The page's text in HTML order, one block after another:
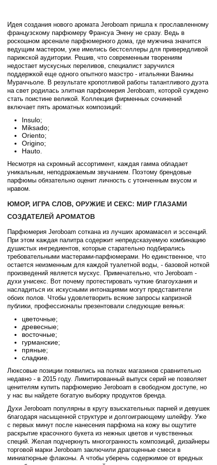
Идея создания нового аромата Jeroboam пришла к прославленному
французскому парфюмеру Франсуа Энену не сразу. Ведь в
роскошном арсенале парфюмерного дома, где мужчина значится
ведущим мастером, уже имелись бестселлеры для привередливой
парижской аудитории. Решив, что современным творениям
недостает мускусных переливов, специалист заручился
поддержкой еще одного опытного маэстро - итальянки Ванины
Мураччьоле. В результате кропотливой работы талантливого дуэта
на свет родилась элитная парфюмерия Jeroboam, которой суждено
стать поистине великой. Коллекция фирменных сочинений
включает пять ароматных композиций:
Insulo;
Miksado;
Oriento;
Origino;
Hauto.
Несмотря на скромный ассортимент, каждая гамма обладает
уникальным, неподражаемым звучанием. Поэтому брендовые
парфюмы обязательно оценит личность с утонченным вкусом и
нравом.
ЮМОР, ИГРА СЛОВ, ОРУЖИЕ И СЕКС: МИР ГЛАЗАМИ
СОЗДАТЕЛЕЙ АРОМАТОВ
Парфюмерия Jeroboam соткана из лучших аромамасел и эссенций.
При этом каждая палитра содержит непредсказуемую комбинацию
душистых ингредиентов, которые старательно подбирались
требовательными мастерами-парфюмерами. Но единственное, что
остается неизменным для каждой туалетной воды, - базовой ноткой
произведений является мускус. Примечательно, что Jeroboam -
духи унисекс. Вот почему протестировать чуткие благоухания и
насладиться их искусными интонациями могут представители
обоих полов. Чтобы удовлетворить всякие запросы капризной
публики, профессионалы презентовали следующие веянья:
цветочные;
древесные;
восточные;
гурманские;
пряные;
сладкие.
Люксовые позиции появились на полках магазинов сравнительно
недавно - в 2015 году. Лимитированный выпуск серий не позволяет
ценителям купить парфюмерию Jeroboam в свободном доступе, но
у нас вы найдете богатую выборку продуктов бренда.
Духи Jeroboam популярны в кругу взыскательных парней и девушек
благодаря насыщенной структуре и долгоиграющему шлейфу. Уже
с первых минут после нанесения парфюма на кожу вы ощутите
раскрытие красочного букета из нежных цветов и чувственных
специй. Желая подчеркнуть многогранность композиций, дизайнеры
торговой марки Jeroboam заключили драгоценные смеси в
миниатюрные флаконы. А чтобы уберечь содержимое от вредных
Angel Schlesser
Anima Mundi
Anna Sui
Annayake
Anne Fontaine
Annick Goutal
Antonia's Flowers
Antonio Banderas
Antonio Visconti
Aquolina
Arabesque Perfumes
Arabiyat
Aramis
Ariana Grande
Armaf
Armand Basi
Arrogance